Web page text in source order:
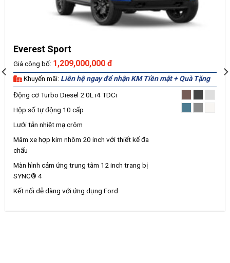
Everest Sport
Giá công bố: 1,209,000,000 đ
Khuyến mãi: Liên hệ ngay để nhận KM Tiền mặt + Quà Tặng
Động cơ Turbo Diesel 2.0L i4 TDCi
Hộp số tự động 10 cấp
Lưới tản nhiệt mạ crôm
Mâm xe hợp kim nhôm 20 inch với thiết kế đa
chấu
Màn hình cảm ứng trung tâm 12 inch trang bị
SYNC® 4
Kết nối dễ dàng với ứng dụng Ford